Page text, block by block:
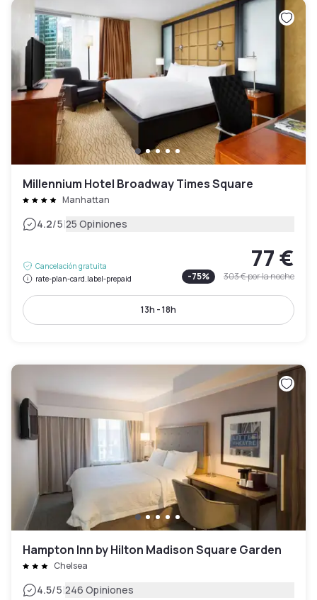
Millennium Hotel Broadway Times Square
Manhattan
4.2/5|25 Opiniones
Cancelación gratuita
rate-plan-card.label-prepaid
77 €
-75% 303 €por la noche
13h - 18h
Hampton Inn by Hilton Madison Square Garden
Chelsea
4.5/5|246 Opiniones